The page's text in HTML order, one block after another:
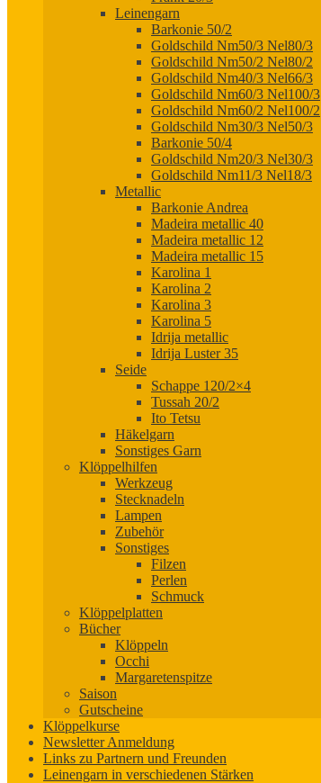
Leinengarn
Barkonie 50/2
Goldschild Nm50/3 Nel80/3
Goldschild Nm50/2 Nel80/2
Goldschild Nm40/3 Nel66/3
Goldschild Nm60/3 Nel100/3
Goldschild Nm60/2 Nel100/2
Goldschild Nm30/3 Nel50/3
Barkonie 50/4
Goldschild Nm20/3 Nel30/3
Goldschild Nm11/3 Nel18/3
Metallic
Barkonie Andrea
Madeira metallic 40
Madeira metallic 12
Madeira metallic 15
Karolina 1
Karolina 2
Karolina 3
Karolina 5
Idrija metallic
Idrija Luster 35
Seide
Schappe 120/2×4
Tussah 20/2
Ito Tetsu
Häkelgarn
Sonstiges Garn
Klöppelhilfen
Werkzeug
Stecknadeln
Lampen
Zubehör
Sonstiges
Filzen
Perlen
Schmuck
Klöppelplatten
Bücher
Klöppeln
Occhi
Margaretenspitze
Saison
Gutscheine
Klöppelkurse
Newsletter Anmeldung
Links zu Partnern und Freunden
Leinengarn in verschiedenen Stärken